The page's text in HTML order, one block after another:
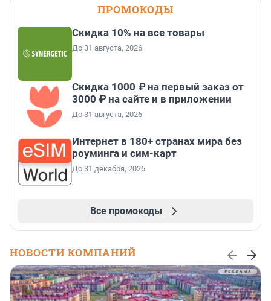
ПРОМОКОДЫ
Скидка 10% на все товары
До 31 августа, 2026
Скидка 1000 ₽ на первый заказ от
3000 ₽ на сайте и в приложении
До 31 августа, 2026
Интернет в 180+ странах мира без
роуминга и сим-карт
До 31 декабря, 2026
Все промокоды
НОВОСТИ КОМПАНИЙ